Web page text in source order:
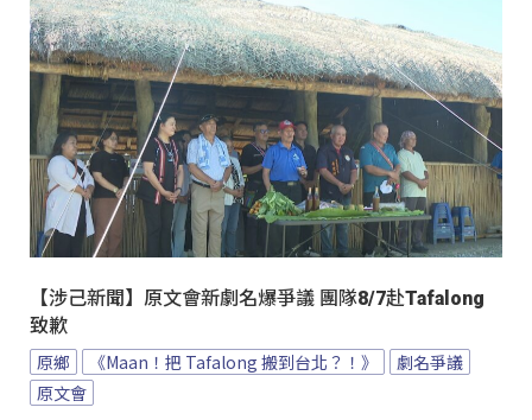
【涉己新聞】原文會新劇名爆爭議 團隊8/7赴Tafalong
致歉
原鄉 《Maan！把 Tafalong 搬到台北？！》
劇名爭議
原文會